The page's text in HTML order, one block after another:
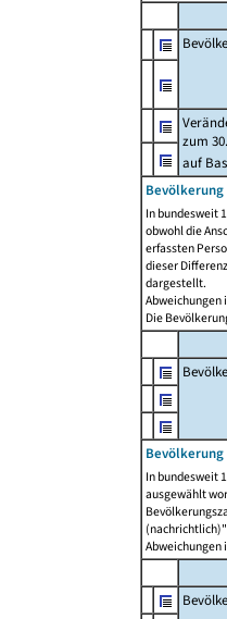
zum
auf
Bevölkerung
In bundesweit
obwohl die
erfassten
dieser
dargestellt.
Abweichungen
Die
In bundesweit
ausgewählt
Abweichungen